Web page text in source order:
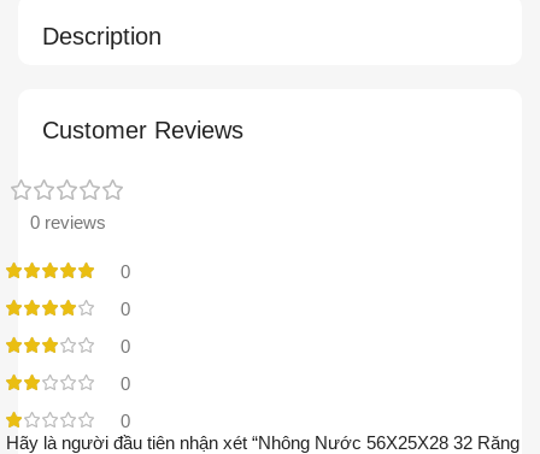
Description
Customer Reviews
0 reviews
0
0
0
0
0
Hãy là người đầu tiên nhận xét “Nhông Nước 56X25X28 32 Răng